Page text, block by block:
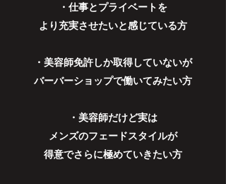
・仕事とプライベートを
より充実させたいと感じている方
・美容師免許しか取得していないが
バーバーショップで働いてみたい方
・美容師だけど実は
メンズのフェードスタイルが
得意でさらに極めていきたい方